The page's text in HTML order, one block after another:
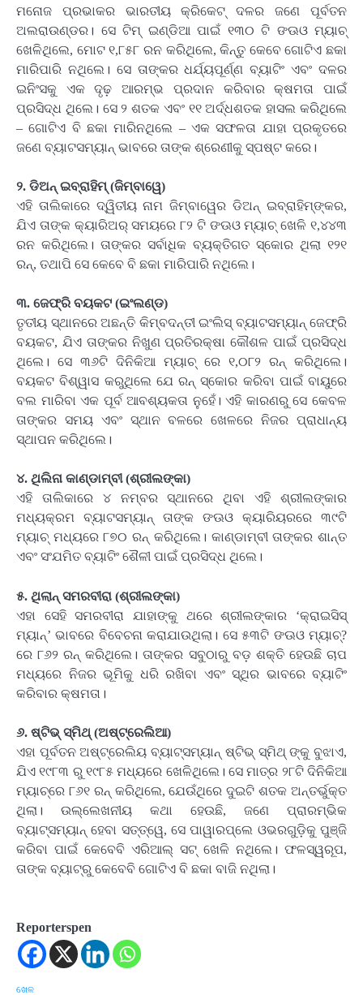
ମନୋଜ ପ୍ରଭାକର ଭାରତୀୟ କ୍ରିକେଟ୍‌ ଦଳର ଜଣେ ପୂର୍ବତନ
ଅଲରାଉଣ୍ଡର। ସେ ଟିମ୍‌ ଇଣ୍ଡିଆ ପାଇଁ ୧୩୦ ଟି ଙଊଓ ମ୍ୟାଚ୍‌
ଖେଳିଥିଲେ, ମୋଟ ୧,୮୫୮ ରନ କରିଥିଲେ, କିନ୍ତୁ କେବେ ଗୋଟିଏ ଛକା
ମାରିପାରି ନଥିଲେ। ସେ ତାଙ୍କର ଧର୍ଯ୍ୟପୂର୍ଣ୍ଣ ବ୍ୟାଟିଂ ଏବଂ ଦଳର
ଇନିଂସକୁ ଏକ ଦୃଢ଼ ଆରମ୍ଭ ପ୍ରଦାନ କରିବାର କ୍ଷମତା ପାଇଁ
ପ୍ରସିଦ୍ଧ ଥିଲେ। ସେ ୨ ଶତକ ଏବଂ ୧୧ ଅର୍ଦ୍ଧଶତକ ହାସଲ କରିଥିଲେ
– ଗୋଟିଏ ବି ଛକା ମାରିନଥିଲେ – ଏକ ସଫଳତା ଯାହା ପ୍ରକୃତରେ
ଜଣେ ବ୍ୟାଟସମ୍ୟାନ୍‌ ଭାବରେ ତାଙ୍କ ଶ୍ରେଣୀକୁ ସ୍ପଷ୍ଟ କରେ।
୨. ଡିଅନ୍‌ ଇବ୍ରାହିମ୍‌ (ଜିମ୍ବାୱେ)
ଏହି ତାଲିକାରେ ଦ୍ୱିତୀୟ ନାମ ଜିମ୍ବାୱେର ଡିଅନ୍‌ ଇବ୍ରାହିମ୍‌ଙ୍କର,
ଯିଏ ତାଙ୍କ କ୍ୟାରିଅର୍‌ ସମୟରେ ୮୨ ଟି ଙଊଓ ମ୍ୟାଚ୍‌ ଖେଳି ୧,୪୪୩
ରନ କରିଥିଲେ। ତାଙ୍କର ସର୍ବାଧିକ ବ୍ୟକ୍ତିଗତ ସ୍କୋର ଥିଲା ୧୨୧
ରନ୍‌, ତଥାପି ସେ କେବେ ବି ଛକା ମାରିପାରି ନଥିଲେ।
୩. ଜେଫ୍ରି ବୟକଟ (ଇଂଲଣ୍ଡ)
ତୃତୀୟ ସ୍ଥାନରେ ଅଛନ୍ତି କିମ୍ବଦନ୍ତୀ ଇଂଲିସ୍‌ ବ୍ୟାଟସମ୍ୟାନ୍‌ ଜେଫ୍ରି
ବୟକଟ, ଯିଏ ତାଙ୍କର ନିଖୁଣ ପ୍ରତିରକ୍ଷା କୌଶଳ ପାଇଁ ପ୍ରସିଦ୍ଧ
ଥିଲେ। ସେ ୩୬ଟି ଦିନିକିଆ ମ୍ୟାଚ୍‌ ରେ ୧,୦୮୨ ରନ୍‌ କରିଥିଲେ।
ବୟକଟ ବିଶ୍ୱାସ କରୁଥିଲେ ଯେ ରନ୍‌ ସ୍କୋର କରିବା ପାଇଁ ବାୟୁରେ
ବଲ ମାରିବା ଏକ ପୂର୍ବ ଆବଶ୍ୟକତା ନୁହେଁ। ଏହି କାରଣରୁ ସେ କେବଳ
ତାଙ୍କର ସମୟ ଏବଂ ସ୍ଥାନ ବଳରେ ଖେଳରେ ନିଜର ପ୍ରାଧାନ୍ୟ
ସ୍ଥାପନ କରିଥିଲେ।
୪. ଥିଲିନା କାଣ୍ଡାମ୍ବୀ (ଶ୍ରୀଲଙ୍କା)
ଏହି ତାଲିକାରେ ୪ ନମ୍ବର ସ୍ଥାନରେ ଥିବା ଏହି ଶ୍ରୀଲଙ୍କାର
ମଧ୍ୟକ୍ରମ ବ୍ୟାଟସମ୍ୟାନ୍‌ ତାଙ୍କ ଙଊଓ କ୍ୟାରିୟରରେ ୩୯ଟି
ମ୍ୟାଚ୍‌ ମଧ୍ୟରେ ୮୭୦ ରନ୍‌ କରିଥିଲେ। କାଣ୍ଡାମ୍ବୀ ତାଙ୍କର ଶାନ୍ତ
ଏବଂ ସଂଯମିତ ବ୍ୟାଟିଂ ଶୈଳୀ ପାଇଁ ପ୍ରସିଦ୍ଧ ଥିଲେ।
୫. ଥିଲାନ୍‌ ସମରବୀରା (ଶ୍ରୀଲଙ୍କା)
ଏହା ସେହି ସମରବୀରା ଯାହାଙ୍କୁ ଥରେ ଶ୍ରୀଲଙ୍କାର ‘କ୍ରାଇସିସ୍‌
ମ୍ୟାନ୍‌’ ଭାବରେ ବିବେଚନା କରାଯାଉଥିଲା। ସେ ୫୩ଟି ଙଊଓ ମ୍ୟାଚ୍‌?
ରେ ୮୬୨ ରନ୍‌ କରିଥିଲେ। ତାଙ୍କର ସବୁଠାରୁ ବଡ଼ ଶକ୍ତି ହେଉଛି ଚାପ
ମଧ୍ୟରେ ନିଜର ଭୂମିକୁ ଧରି ରଖିବା ଏବଂ ସ୍ଥିର ଭାବରେ ବ୍ୟାଟିଂ
କରିବାର କ୍ଷମତା।
୬. ଷ୍ଟିଭ୍‌ ସ୍ମିଥ୍‌ (ଅଷ୍ଟ୍ରେଲିଆ)
ଏହା ପୂର୍ବତନ ଅଷ୍ଟ୍ରେଲିୟ ବ୍ୟାଟ୍ସମ୍ୟାନ୍‌ ଷ୍ଟିଭ୍‌ ସ୍ମିଥ୍‌ ଙ୍କୁ ବୁଝାଏ,
ଯିଏ ୧୯୮୩ ରୁ ୧୯୮୫ ମଧ୍ୟରେ ଖେଳିଥିଲେ। ସେ ମାତ୍ର ୨୮ଟି ଦିନିକିଆ
ମ୍ୟାଚ୍‌ରେ ୮୬୧ ରନ୍‌ କରିଥିଲେ, ଯେଉଁଥିରେ ଦୁଇଟି ଶତକ ଅନ୍ତର୍ଭୁକ୍ତ
ଥିଲା। ଉଲ୍ଲେଖନୀୟ କଥା ହେଉଛି, ଜଣେ ପ୍ରାରମ୍ଭିକ
ବ୍ୟାଟ୍ସମ୍ୟାନ୍‌ ହେବା ସତ୍ତ୍‌ୱେ, ସେ ପାୱାରପ୍ଲେ ଓଭରଗୁଡ଼ିକୁ ପୁଞ୍ଜି
କରିବା ପାଇଁ କେବେବି ଏରିଆଲ୍‌ ସଟ୍‌ ଖେଳି ନଥିଲେ। ଫଳସ୍ୱରୂପ,
ତାଙ୍କ ବ୍ୟାଟ୍‌ରୁ କେବେବି ଗୋଟିଏ ବି ଛକା ବାଜି ନଥିଲା।
Reporterspen
ଖେଳ